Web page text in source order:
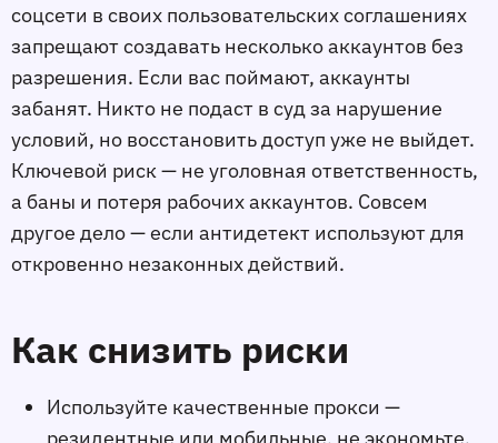
соцсети в своих пользовательских соглашениях
запрещают создавать несколько аккаунтов без
разрешения. Если вас поймают, аккаунты
забанят. Никто не подаст в суд за нарушение
условий, но восстановить доступ уже не выйдет.
Ключевой риск — не уголовная ответственность,
а баны и потеря рабочих аккаунтов. Совсем
другое дело — если антидетект используют для
откровенно незаконных действий.
Как снизить риски
Используйте качественные прокси —